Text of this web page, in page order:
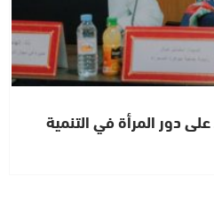
دور المرأة في التنمية